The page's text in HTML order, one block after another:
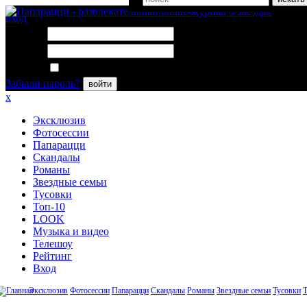
вход
Забыли пароль?
войти
x
Эксклюзив
Фотосессии
Папарацци
Скандалы
Романы
Звездные семьи
Тусовки
Топ-10
LOOK
Музыка и видео
Телешоу
Рейтинг
Вход
Эксклюзив Фотосессии Папарацци Скандалы Романы Звездные семьи Тусовки